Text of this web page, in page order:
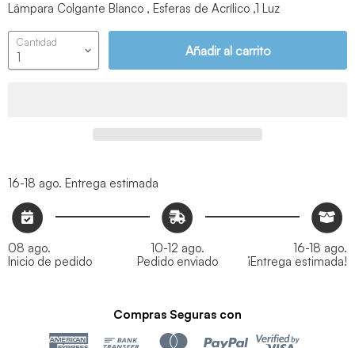
Lámpara Colgante Blanco , Esferas de Acrílico ,1 Luz
Cantidad
Añadir al carrito
16-18 ago. Entrega estimada
08 ago.
Inicio de pedido
10-12 ago.
Pedido enviado
16-18 ago.
¡Entrega estimada!
Compras Seguras con